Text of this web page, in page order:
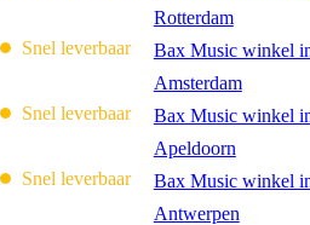
Rotterdam
Snel leverbaar
Bax Music winkel
Amsterdam
Snel leverbaar
Bax Music winkel
Apeldoorn
Snel leverbaar
Bax Music winkel
Antwerpen